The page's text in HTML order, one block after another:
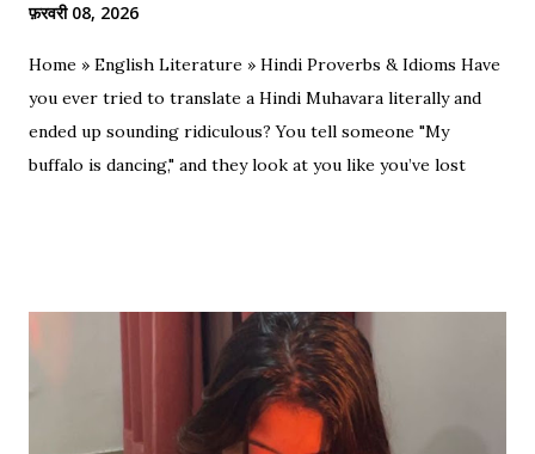
फ़रवरी 08, 2026
Home » English Literature » Hindi Proverbs & Idioms Have
you ever tried to translate a Hindi Muhavara literally and
ended up sounding ridiculous? You tell someone "My
buffalo is dancing," and they look at you like you’ve lost
Stop Saying "My Buffalo is Dancing"! Learn the correct
English equivalents for famous Hindi idioms before your
next exam. In 2010, the internet struggled to find the
meaning of "Sau sonaar ki, ek lohaar ki." We are here to